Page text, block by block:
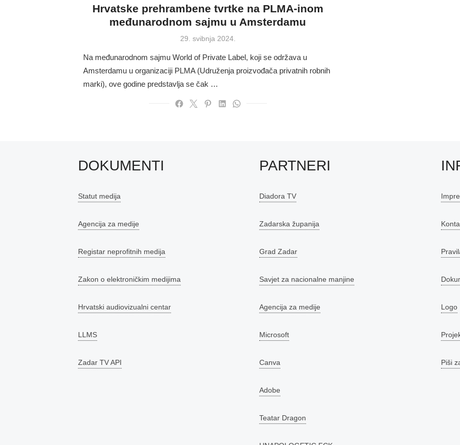
Hrvatske prehrambene tvrtke na PLMA-inom
međunarodnom sajmu u Amsterdamu
Posted
29. svibnja 2024.
Na međunarodnom sajmu World of Private Label, koji se održava u
Amsterdamu u organizaciji PLMA (Udruženja proizvođača privatnih robnih
marki), ove godine predstavlja se čak …
DOKUMENTI
Statut medija
Agencija za medije
Registar neprofitnih medija
Zakon o elektroničkim medijima
Hrvatski audiovizualni centar
LLMS
Zadar TV API
PARTNERI
Diadora TV
Zadarska županija
Grad Zadar
Savjet za nacionalne manjine
Agencija za medije
Microsoft
Canva
Adobe
Teatar Dragon
Logo
Piši